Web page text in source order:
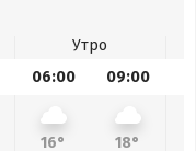
Утро
06:00 09:00
16° 18°